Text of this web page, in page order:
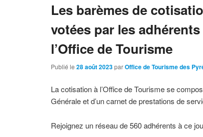
Les barèmes de
votées par les
l’Office de Tourisme
Publié le28 août 2023parOffice de Tourisme des
La cotisation à l’Office de Tourisme se
Générale et d’un carnet de prestations de
Rejoignez un réseau de 560 adhérents à ce